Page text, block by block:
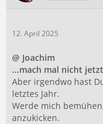
12. April 2025
@ Joachim
...mach mal nicht
Aber irgendwo hast
letztes Jahr.
Werde mich
anzukicken.